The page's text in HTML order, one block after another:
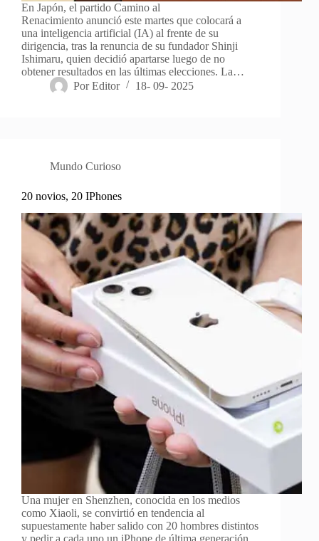
En Japón, el partido Camino al
Renacimiento anunció este martes que colocará a
una inteligencia artificial (IA) al frente de su
dirigencia, tras la renuncia de su fundador Shinji
Ishimaru, quien decidió apartarse luego de no
obtener resultados en las últimas elecciones. La…
Por Editor 18- 09- 2025
Mundo Curioso
20 novios, 20 IPhones
Una mujer en Shenzhen, conocida en los medios
como Xiaoli, se convirtió en tendencia al
supuestamente haber salido con 20 hombres distintos
y pedir a cada uno un iPhone de última generación,